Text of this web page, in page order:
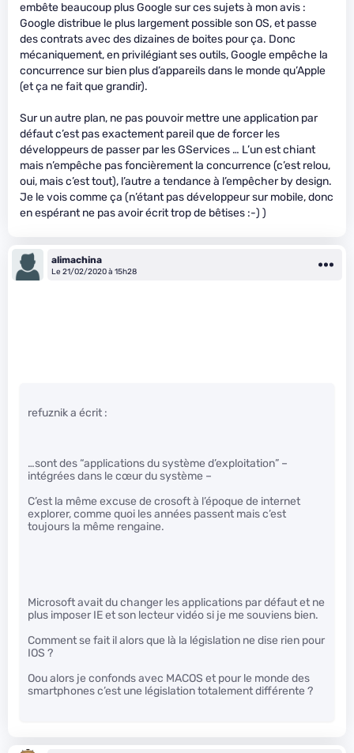
embête beaucoup plus Google sur ces sujets à mon avis :
Google distribue le plus largement possible son OS, et passe
des contrats avec des dizaines de boites pour ça. Donc
mécaniquement, en privilégiant ses outils, Google empêche la
concurrence sur bien plus d’appareils dans le monde qu’Apple
(et ça ne fait que grandir).
Sur un autre plan, ne pas pouvoir mettre une application par
défaut c’est pas exactement pareil que de forcer les
développeurs de passer par les GServices … L’un est chiant
mais n’empêche pas foncièrement la concurrence (c’est relou,
oui, mais c’est tout), l’autre a tendance à l’empêcher by design.
Je le vois comme ça (n’étant pas développeur sur mobile, donc
en espérant ne pas avoir écrit trop de bêtises :-) )
alimachina
Le 21/02/2020 à 15h28
refuznik a écrit :
…sont des “applications du système d’exploitation” –
intégrées dans le cœur du système –
C’est la même excuse de crosoft à l’époque de internet
explorer, comme quoi les années passent mais c’est
toujours la même rengaine.
Microsoft avait du changer les applications par défaut et ne
plus imposer IE et son lecteur vidéo si je me souviens bien.
Comment se fait il alors que là la législation ne dise rien pour
IOS ?
Oou alors je confonds avec MACOS et pour le monde des
smartphones c’est une législation totalement différente ?